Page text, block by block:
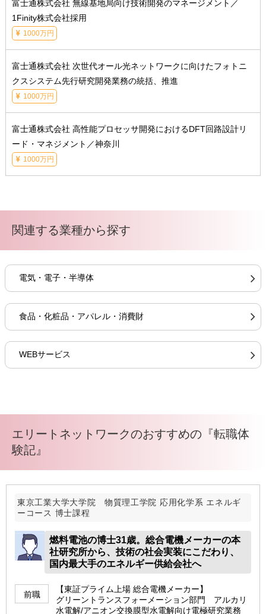
富士通株式会社 無線基地局向け技術開発のマネージメント／
1Finity株式会社採用
1000万円
富士通株式会社 次世代オール光ネットワークに向けたフォトニ
クスシステム先行研究開発業務の統括、推進
1000万円
富士通株式会社 高性能プロセッサ開発におけるDFT回路設計リ
ード・マネジメント／神奈川
1000万円
関連する業種から探す
電気・電子・半導体
食品・化粧品・アパレル・消費財
WEBサービス
エリートネットワークのおすすめの『転職体
験記』
東京工業大学大学院 物質理工学院 応用化学系 エネルギ
ーコース 博士課程
燃料電池の博士31歳。総合電機メーカーの本
社研究所から、技術の社会実装にこだわり、
国内最大手のエネルギー供給会社へ
前職
【東証プライム上場 総合電機メーカー】
グリーントランスフォーメーション部門 アルカリ
水電解/アニオン交換膜型水電解向け電極研究業務